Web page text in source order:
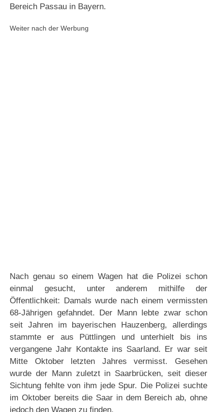
Bereich Passau in Bayern.
Weiter nach der Werbung
Nach genau so einem Wagen hat die Polizei schon
einmal gesucht, unter anderem mithilfe der
Öffentlichkeit: Damals wurde nach einem vermissten
68-Jährigen gefahndet. Der Mann lebte zwar schon
seit Jahren im bayerischen Hauzenberg, allerdings
stammte er aus Püttlingen und unterhielt bis ins
vergangene Jahr Kontakte ins Saarland. Er war seit
Mitte Oktober letzten Jahres vermisst. Gesehen
wurde der Mann zuletzt in Saarbrücken, seit dieser
Sichtung fehlte von ihm jede Spur. Die Polizei suchte
im Oktober bereits die Saar in dem Bereich ab, ohne
jedoch den Wagen zu finden.